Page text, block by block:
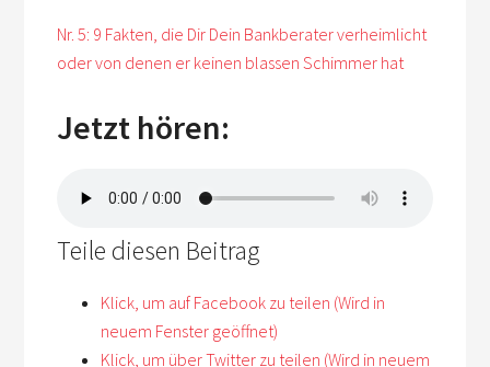
Nr. 5: 9 Fakten, die Dir Dein Bankberater verheimlicht
oder von denen er keinen blassen Schimmer hat
Jetzt hören:
Teile diesen Beitrag
Klick, um auf Facebook zu teilen (Wird in
neuem Fenster geöffnet)
Klick, um über Twitter zu teilen (Wird in neuem